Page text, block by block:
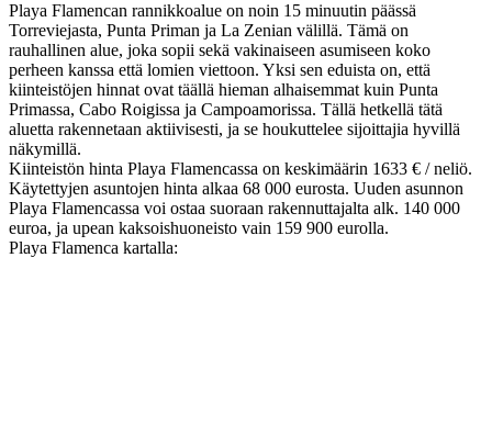
Playa Flamencan rannikkoalue on noin 15 minuutin päässä
Torreviejasta, Punta Priman ja La Zenian välillä. Tämä on
rauhallinen alue, joka sopii sekä vakinaiseen asumiseen koko
perheen kanssa että lomien viettoon. Yksi sen eduista on, että
kiinteistöjen hinnat ovat täällä hieman alhaisemmat kuin Punta
Primassa, Cabo Roigissa ja Campoamorissa. Tällä hetkellä tätä
aluetta rakennetaan aktiivisesti, ja se houkuttelee sijoittajia hyvillä
näkymillä.
Kiinteistön hinta Playa Flamencassa on keskimäärin 1633 € / neliö.
Käytettyjen asuntojen hinta alkaa 68 000 eurosta. Uuden asunnon
Playa Flamencassa voi ostaa suoraan rakennuttajalta alk. 140 000
euroa, ja upean kaksoishuoneisto vain 159 900 eurolla.
Playa Flamenca kartalla: